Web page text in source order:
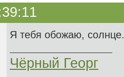
Я тебя обожаю,
Чёрный Георг